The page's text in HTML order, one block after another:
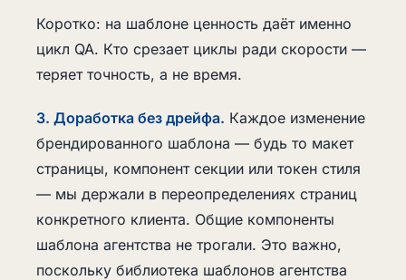
Коротко: на шаблоне ценность даёт именно
цикл QA. Кто срезает циклы ради скорости —
теряет точность, а не время.
3. Доработка без дрейфа. Каждое изменение
брендированного шаблона — будь то макет
страницы, компонент секции или токен стиля
— мы держали в переопределениях страниц
конкретного клиента. Общие компоненты
шаблона агентства не трогали. Это важно,
поскольку библиотека шаблонов агентства